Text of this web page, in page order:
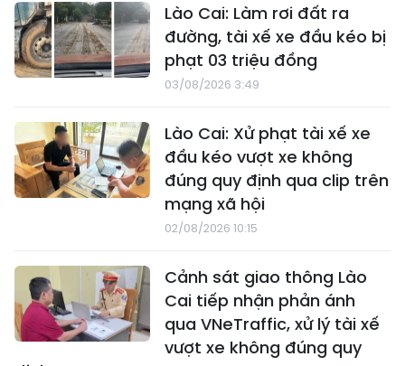
Lào Cai: Làm rơi đất ra
đường, tài xế xe đầu kéo bị
phạt 03 triệu đồng
03/08/2026 3:49
Lào Cai: Xử phạt tài xế xe
đầu kéo vượt xe không
đúng quy định qua clip trên
mạng xã hội
02/08/2026 10:15
Cảnh sát giao thông Lào
Cai tiếp nhận phản ánh
qua VNeTraffic, xử lý tài xế
vượt xe không đúng quy